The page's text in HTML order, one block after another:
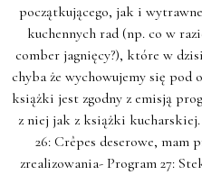
początkującego, jak i
kuchennych rad (np. co w
comber jagnięcy?), które w
chyba że wychowujemy się pod
książki jest zgodny z emisją
z niej jak z książki
26: Crêpes deserowe, mam
zrealizowania- Program 27: